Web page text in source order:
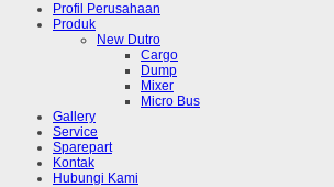
Profil Perusahaan
Produk
New Dutro
Cargo
Dump
Mixer
Micro Bus
Gallery
Service
Sparepart
Kontak
Hubungi Kami